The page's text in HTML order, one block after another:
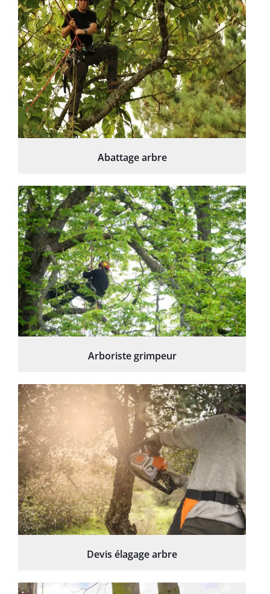
Abattage arbre
Arboriste grimpeur
Devis élagage arbre